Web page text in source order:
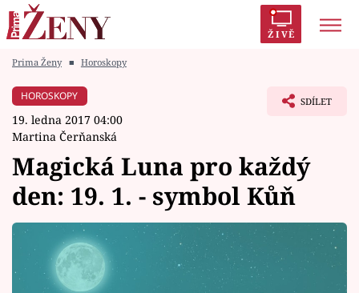
ŽIVĚ
Módní alarm
Témata
Celebrity
Vztahy
Prima Ženy ■ Horoskopy
HOROSKOPY
19. ledna 2017 04:00
Martina Čerňanská
SDÍLET
Magická Luna pro každý
den: 19. 1. - symbol Kůň